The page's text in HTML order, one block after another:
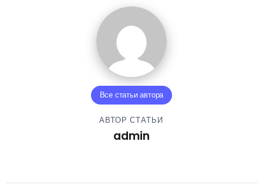
Все статьи автора
АВТОР СТАТЬИ
admin